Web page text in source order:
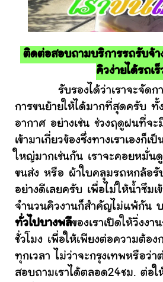
ติดต่อสอบถามบริการรถรับจ้า
คิวง่ายได้รถเร็
รับรองได้ว่าเราจะจัดกา
การขนย้ายให้ได้มากที่สุดครับ ทั้
อากาศ อย่างเช่น ช่วงฤดูฝนที่จะ
เข้ามาเกี่ยวข้องซึ่งทางเราเองก็
ใหญ่มากเช่นกัน เราจะคอยหมั่
ขนส่ง หรือ ผ้าใบคลุมรถหกล้อรั
อย่างดีเลยครับ เพื่อไม่ให้น้ำซึมเ
จำนวนคิวงานก็สำคัญไม่แพ้กัน
ทั่วไปบางพลีของเราเปิดให้วิ่งง
ชั่วโมง เพื่อให้เพียงต่อความต้อ
ทุกเวลา ไม่ว่าจะกรุงเทพหรือว่
สอบถามเราได้ตลอด24ชม. ต่อใ